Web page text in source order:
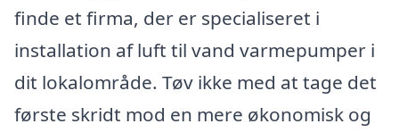
finde et firma, der er specialiseret i
installation af luft til vand varmepumper i
dit lokalområde. Tøv ikke med at tage det
første skridt mod en mere økonomisk og